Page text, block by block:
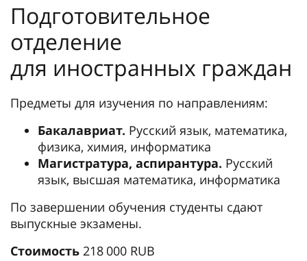
Подготовительное
отделение
для иностранных граждан
Предметы для изучения по направлениям:
Бакалавриат. Русский язык, математика,
физика, химия, информатика
Магистратура, аспирантура. Русский
язык, высшая математика, информатика
По завершении обучения студенты сдают
выпускные экзамены.
Стоимость 218 000 RUB